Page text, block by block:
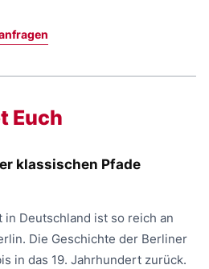
Euch
klassischen Pfade
in Deutschland ist so reich an
Die Geschichte der Berliner
in das 19. Jahrhundert zurück.